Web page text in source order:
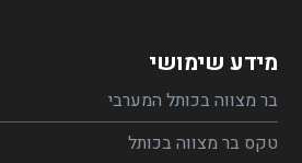
מידע שימושי
בר מצווה בכותל המערבי
טקס בר מצווה בכותל